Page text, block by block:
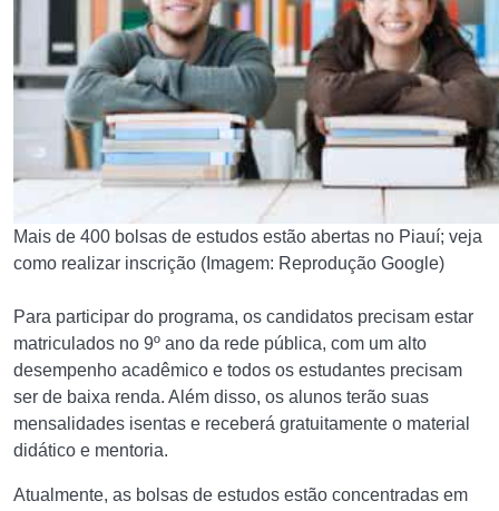
Mais de 400 bolsas de estudos estão abertas no Piauí; veja
como realizar inscrição (Imagem: Reprodução Google)
Para participar do programa, os candidatos precisam estar
matriculados no 9º ano da rede pública, com um alto
desempenho acadêmico e todos os estudantes precisam
ser de baixa renda. Além disso, os alunos terão suas
mensalidades isentas e receberá gratuitamente o material
didático e mentoria.
Atualmente, as bolsas de estudos estão concentradas em